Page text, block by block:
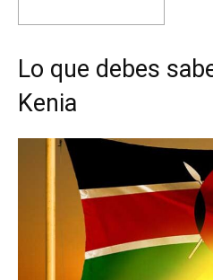
Lo que debes
Kenia